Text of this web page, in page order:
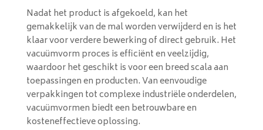
Nadat het product is afgekoeld, kan het
gemakkelijk van de mal worden verwijderd en is het
klaar voor verdere bewerking of direct gebruik. Het
vacuümvorm proces is efficiënt en veelzijdig,
waardoor het geschikt is voor een breed scala aan
toepassingen en producten. Van eenvoudige
verpakkingen tot complexe industriële onderdelen,
vacuümvormen biedt een betrouwbare en
kosteneffectieve oplossing.